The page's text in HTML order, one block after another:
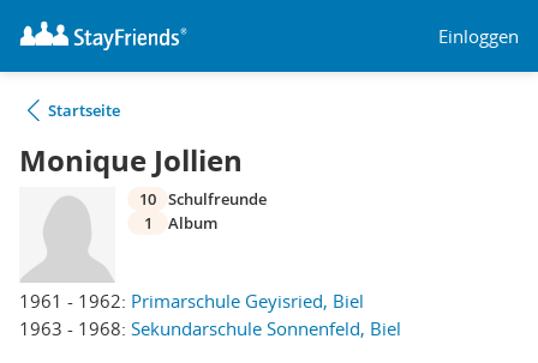
Einloggen
Startseite
Monique Jollien
1961 - 1962: Primarschule Geyisried, Biel
1963 - 1968: Sekundarschule Sonnenfeld, Biel
10 Schulfreunde
1
Album